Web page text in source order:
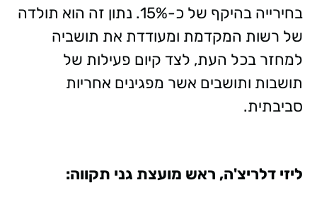
בחירייה בהיקף של כ-15%. נתון זה הוא תולדה
של רשות המקדמת ומעודדת את תושביה
למחזר בכל העת, לצד קיום פעילות של
תושבות ותושבים אשר מפגינים אחריות
סביבתית.
ליזי דלריצ'ה, ראש מועצת גני תקווה: